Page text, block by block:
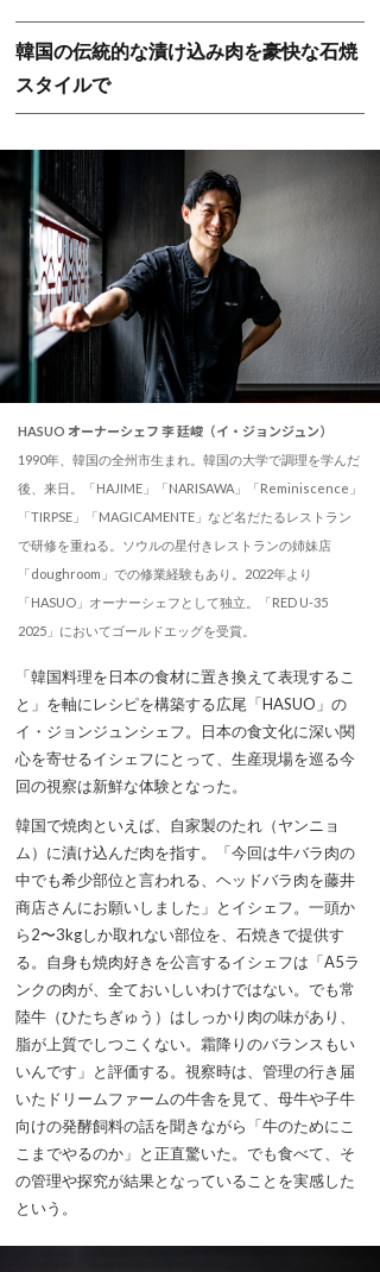
韓国の伝統的な漬け込み肉を豪快な石焼
スタイルで
HASUO オーナーシェフ 李 廷峻（イ・ジョンジュン）
1990年、韓国の全州市生まれ。韓国の大学で調理を学んだ
後、来日。「HAJIME」「NARISAWA」「Reminiscence」
「TIRPSE」「MAGICAMENTE」など名だたるレストラン
で研修を重ねる。ソウルの星付きレストランの姉妹店
「doughroom」での修業経験もあり。2022年より
「HASUO」オーナーシェフとして独立。「RED U-35
2025」においてゴールドエッグを受賞。
「韓国料理を日本の食材に置き換えて表現するこ
と」を軸にレシピを構築する広尾「HASUO」の
イ・ジョンジュンシェフ。日本の食文化に深い関
心を寄せるイシェフにとって、生産現場を巡る今
回の視察は新鮮な体験となった。
韓国で焼肉といえば、自家製のたれ（ヤンニョ
ム）に漬け込んだ肉を指す。「今回は牛バラ肉の
中でも希少部位と言われる、ヘッドバラ肉を藤井
商店さんにお願いしました」とイシェフ。一頭か
ら2〜3kgしか取れない部位を、石焼きで提供す
る。自身も焼肉好きを公言するイシェフは「A5ラ
ンクの肉が、全ておいしいわけではない。でも常
陸牛（ひたちぎゅう）はしっかり肉の味があり、
脂が上質でしつこくない。霜降りのバランスもい
いんです」と評価する。視察時は、管理の行き届
いたドリームファームの牛舎を見て、母牛や子牛
向けの発酵飼料の話を聞きながら「牛のためにこ
こまでやるのか」と正直驚いた。でも食べて、そ
の管理や探究が結果となっていることを実感した
という。